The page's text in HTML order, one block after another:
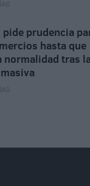
pide prudencia
hasta que
normalidad tras la